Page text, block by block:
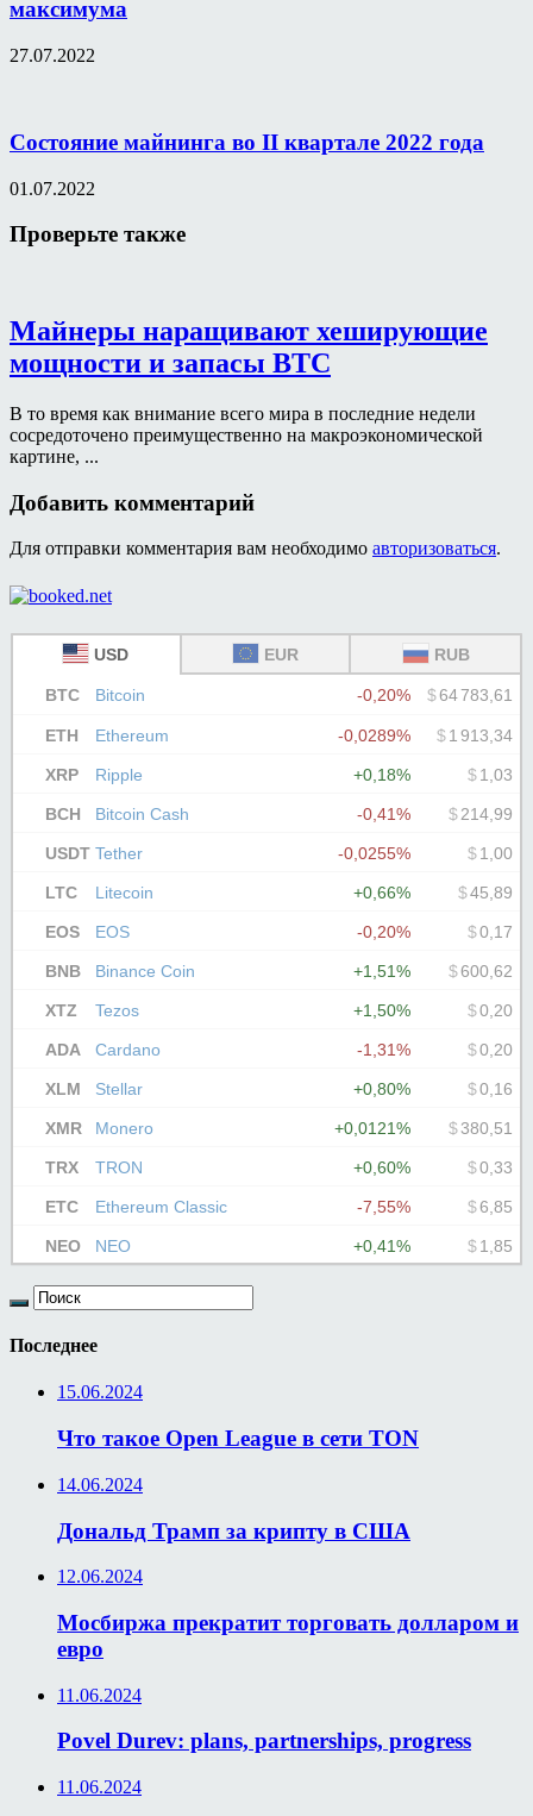
максимума
27.07.2022
Состояние майнинга во II квартале 2022 года
01.07.2022
Проверьте также
Майнеры наращивают хеширующие
мощности и запасы BTC
В то время как внимание всего мира в последние недели
сосредоточено преимущественно на макроэкономической
картине, ...
Добавить комментарий
Для отправки комментария вам необходимо авторизоваться.
Последнее
15.06.2024
Что такое Open League в сети TON
14.06.2024
Дональд Трамп за крипту в США
12.06.2024
Мосбиржа прекратит торговать долларом и
евро
11.06.2024
Povel Durev: plans, partnerships, progress
11.06.2024